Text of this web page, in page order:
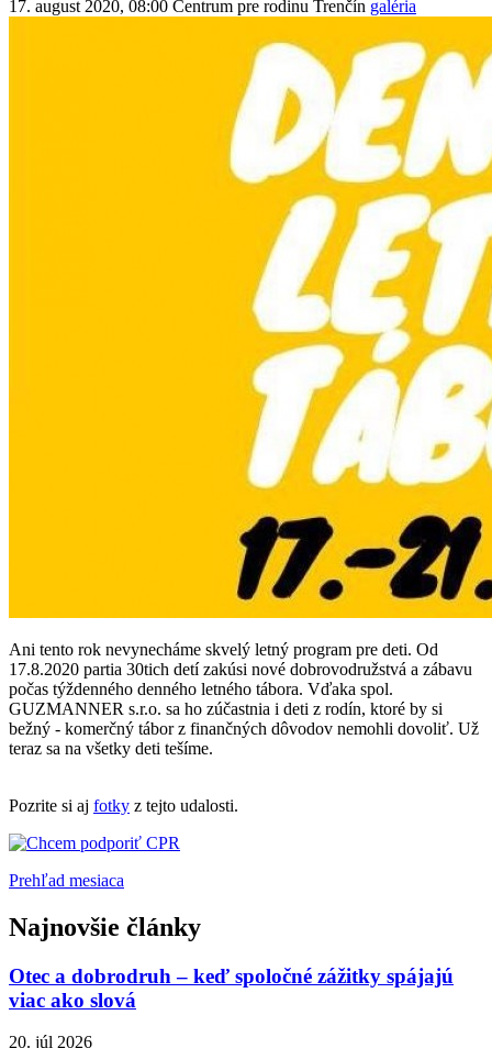
17. august 2020, 08:00 Centrum pre rodinu Trenčín galéria
Ani tento rok nevynecháme skvelý letný program pre deti. Od
17.8.2020 partia 30tich detí zakúsi nové dobrovodružstvá a zábavu
počas týždenného denného letného tábora. Vďaka spol.
GUZMANNER s.r.o. sa ho zúčastnia i deti z rodín, ktoré by si
bežný - komerčný tábor z finančných dôvodov nemohli dovoliť. Už
teraz sa na všetky deti tešíme.
Pozrite si aj fotky z tejto udalosti.
Prehľad mesiaca
Najnovšie články
Otec a dobrodruh – keď spoločné zážitky spájajú
viac ako slová
20. júl 2026